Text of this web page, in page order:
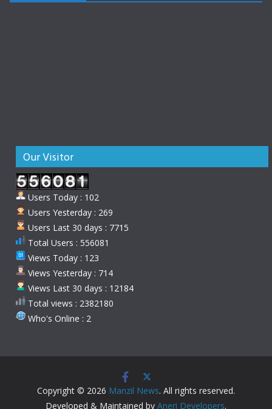
Our Visitor
Users Today : 102
Users Yesterday : 269
Users Last 30 days : 7715
Total Users : 556081
Views Today : 123
Views Yesterday : 714
Views Last 30 days : 12184
Total views : 2382180
Who's Online : 2
Copyright © 2026 Manzil News. All rights reserved.
Developed & Maintained by Aneri Developers.